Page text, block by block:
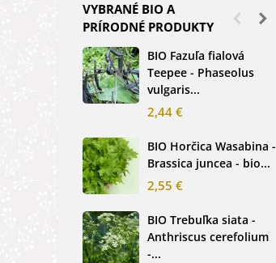
VYBRANÉ BIO A
PRÍRODNÉ PRODUKTY
BIO Fazuľa fialová
Teepee - Phaseolus
vulgaris...
2,44 €
BIO Horčica Wasabina -
Brassica juncea - bio...
2,55 €
BIO Trebuľka siata -
Anthriscus cerefolium
-...